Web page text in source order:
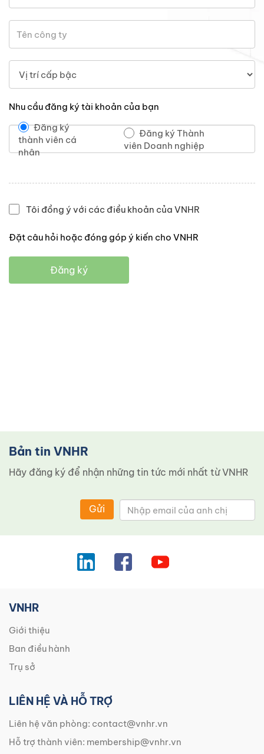
Nhu cầu đăng ký tài khoản của bạn
Đăng ký
thành viên cá
nhân
Đăng ký Thành
viên Doanh nghiệp
Tôi đồng ý với các điều khoản của VNHR
Đặt câu hỏi hoặc đóng góp ý kiến cho VNHR
Đăng ký
Bản tin VNHR
Hãy đăng ký để nhận những tin tức mới nhất từ ​​VNHR
Gửi
VNHR
Giới thiệu
Ban điều hành
Trụ sở
LIÊN HỆ VÀ HỖ TRỢ
Liên hệ văn phòng: contact@vnhr.vn
Hỗ trợ thành viên: membership@vnhr.vn